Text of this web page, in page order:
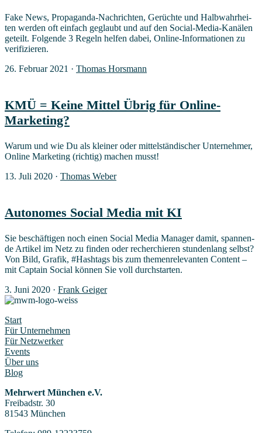
Fake News, Pro­pa­gan­da-Nach­rich­ten, Gerüch­te und Halb­wahr­hei­
ten wer­den oft ein­fach geglaubt und auf den Social-Media-Kanä­len
geteilt. Fol­gen­de 3 Regeln hel­fen dabei, Online-Infor­ma­tio­nen zu
verifizieren.
26. Februar 2021 · Thomas Horsmann
KMÜ = Kei­ne Mit­tel Übrig für Online-
Marketing?
War­um und wie Du als klei­ner oder mit­tel­stän­di­scher Unter­neh­mer,
Online Mar­ke­ting (rich­tig) machen musst!
13. Juli 2020 · Thomas Weber
Auto­no­mes Social Media mit KI
Sie beschäf­ti­gen noch einen Social Media Mana­ger damit, span­nen­
de Arti­kel im Netz zu fin­den oder recher­chie­ren stun­den­lang selbst?
Von Bild, Gra­fik, #Hash­tags bis zum the­men­re­le­van­ten Con­tent –
mit Cap­tain Social kön­nen Sie voll durchstarten.
3. Juni 2020 · Frank Geiger
Start
Für Unternehmen
Für Netzwerker
Events
Über uns
Blog
Mehrwert München e.V.
Freibadstr. 30
81543 München